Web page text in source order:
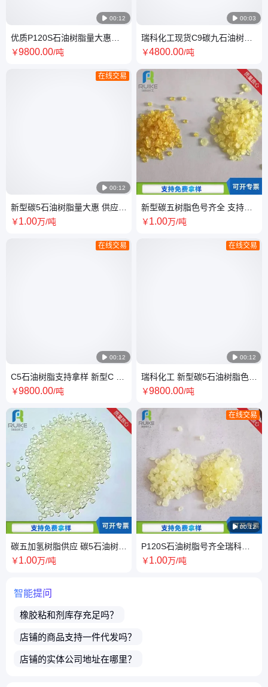
 00:12
优质P120S石油树脂量大惠瑞
科化工 优P120 S石油树 脂色号
￥9800.00/吨
 00:12
在线交易
新型碳5石油树脂量大惠 供应碳
5石油 树脂色号齐全瑞科化工
￥1.00万/吨
 00:12
在线交易
C5石油树脂支持拿样 新型C 5
石油树 脂 瑞科化工
￥9800.00/吨
碳五加氢树脂供应 碳5石油树脂
批发 瑞科化工公司
￥1.00万/吨
 00:03
瑞科化工现货C9碳九石油树脂
工业级水质稳定剂 混溶性好
￥4800.00/吨
新型碳五树脂色号齐全 支持拿
样 瑞科化工
￥1.00万/吨
 00:12
在线交易
瑞科化工 新型碳5石油树脂色号
齐全 新碳5石油 树脂
￥9800.00/吨
 00:12
在线交易
P120S石油树脂号齐全瑞科化
工 P120 S石油 树脂供应
￥1.00万/吨
智能提问
橡胶粘和剂 库存充足吗？
店铺的商品支持一件代发吗？
店铺的实体公司地址在哪里？